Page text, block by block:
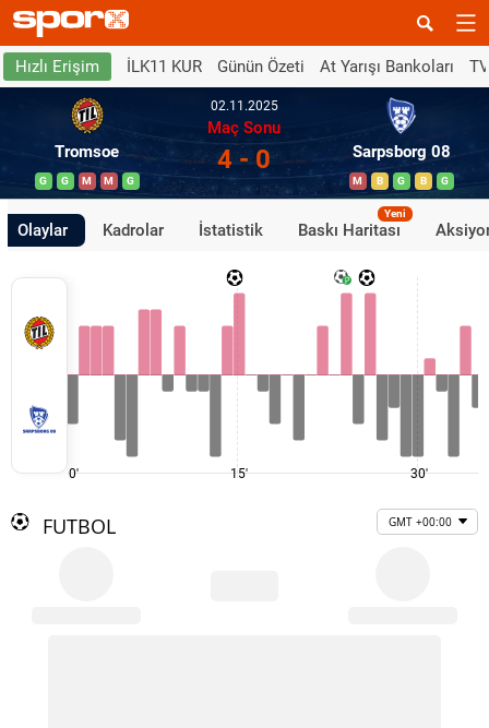
Hızlı Erişim İLK11 KUR Günün Özeti At Yarışı Bankoları
Tromsoe
G G M M G
02.11.2025
Maç Sonu
4 - 0 Sarpsborg 08
M B G B G
Olaylar Kadrolar İstatistik Baskı Haritası
Yeni
0' 15' 30'
FUTBOL GMT +00:00